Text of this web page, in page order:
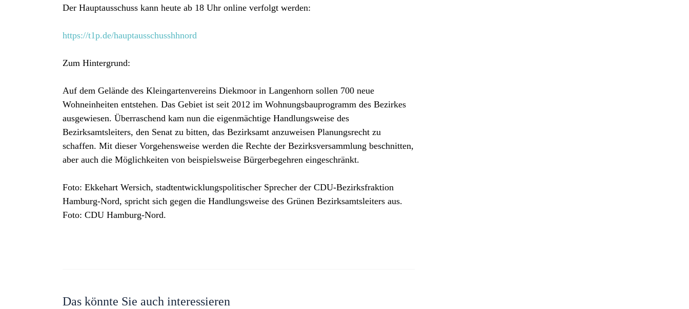
Der Hauptausschuss kann heute ab 18 Uhr online verfolgt werden:
https://t1p.de/hauptausschusshhnord
Zum Hintergrund:
Auf dem Gelände des Kleingartenvereins Diekmoor in Langenhorn sollen 700 neue
Wohneinheiten entstehen. Das Gebiet ist seit 2012 im Wohnungsbauprogramm des Bezirkes
ausgewiesen. Überraschend kam nun die eigenmächtige Handlungsweise des
Bezirksamtsleiters, den Senat zu bitten, das Bezirksamt anzuweisen Planungsrecht zu
schaffen. Mit dieser Vorgehensweise werden die Rechte der Bezirksversammlung beschnitten,
aber auch die Möglichkeiten von beispielsweise Bürgerbegehren eingeschränkt.
Foto: Ekkehart Wersich, stadtentwicklungspolitischer Sprecher der CDU-Bezirksfraktion
Hamburg-Nord, spricht sich gegen die Handlungsweise des Grünen Bezirksamtsleiters aus.
Foto: CDU Hamburg-Nord.
Das könnte Sie auch interessieren